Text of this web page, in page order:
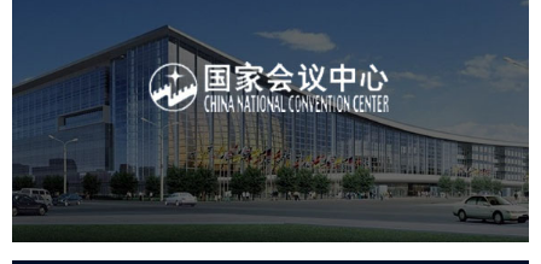
国家会议中心
专业服务 网站建设 网站设计